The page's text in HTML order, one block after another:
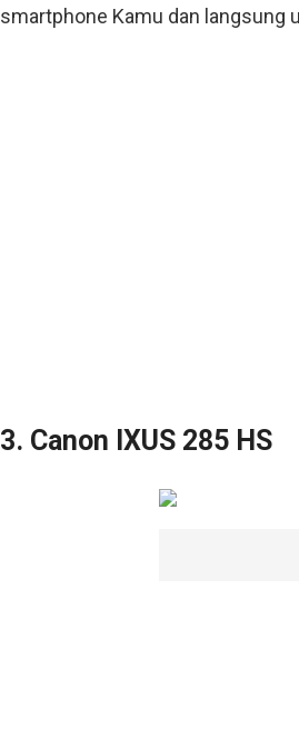
smartphone Kamu dan langsung
3. Canon IXUS 285 HS